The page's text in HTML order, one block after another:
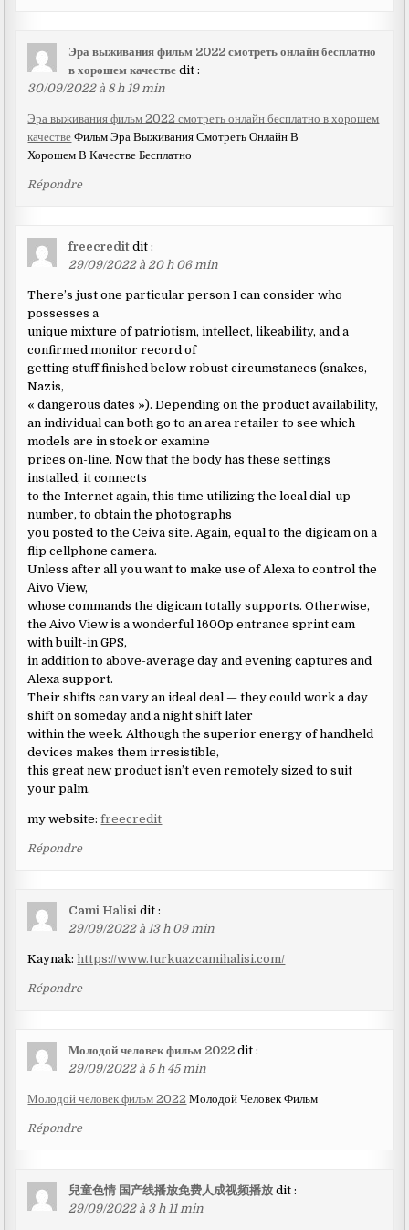
Эра выживания фильм 2022 смотреть онлайн бесплатно
в хорошем качестве dit :
30/09/2022 à 8 h 19 min
Эра выживания фильм 2022 смотреть онлайн бесплатно в хорошем
качестве Фильм Эра Выживания Смотреть Онлайн В
Хорошем В Качестве Бесплатно
Répondre
freecredit dit :
29/09/2022 à 20 h 06 min
There’s just one particular person I can consider who
possesses a
unique mixture of patriotism, intellect, likeability, and a
confirmed monitor record of
getting stuff finished below robust circumstances (snakes,
Nazis,
« dangerous dates »). Depending on the product availability,
an individual can both go to an area retailer to see which
models are in stock or examine
prices on-line. Now that the body has these settings
installed, it connects
to the Internet again, this time utilizing the local dial-up
number, to obtain the photographs
you posted to the Ceiva site. Again, equal to the digicam on a
flip cellphone camera.
Unless after all you want to make use of Alexa to control the
Aivo View,
whose commands the digicam totally supports. Otherwise,
the Aivo View is a wonderful 1600p entrance sprint cam
with built-in GPS,
in addition to above-average day and evening captures and
Alexa support.
Their shifts can vary an ideal deal — they could work a day
shift on someday and a night shift later
within the week. Although the superior energy of handheld
devices makes them irresistible,
this great new product isn’t even remotely sized to suit
your palm.
my website:freecredit
Répondre
Cami Halisi dit :
29/09/2022 à 13 h 09 min
Kaynak: https://www.turkuazcamihalisi.com/
Répondre
Молодой человек фильм 2022 dit :
29/09/2022 à 5 h 45 min
Молодой человек фильм 2022 Молодой Человек Фильм
Répondre
兒童色情 国产线播放免费人成视频播放 dit :
29/09/2022 à 3 h 11 min